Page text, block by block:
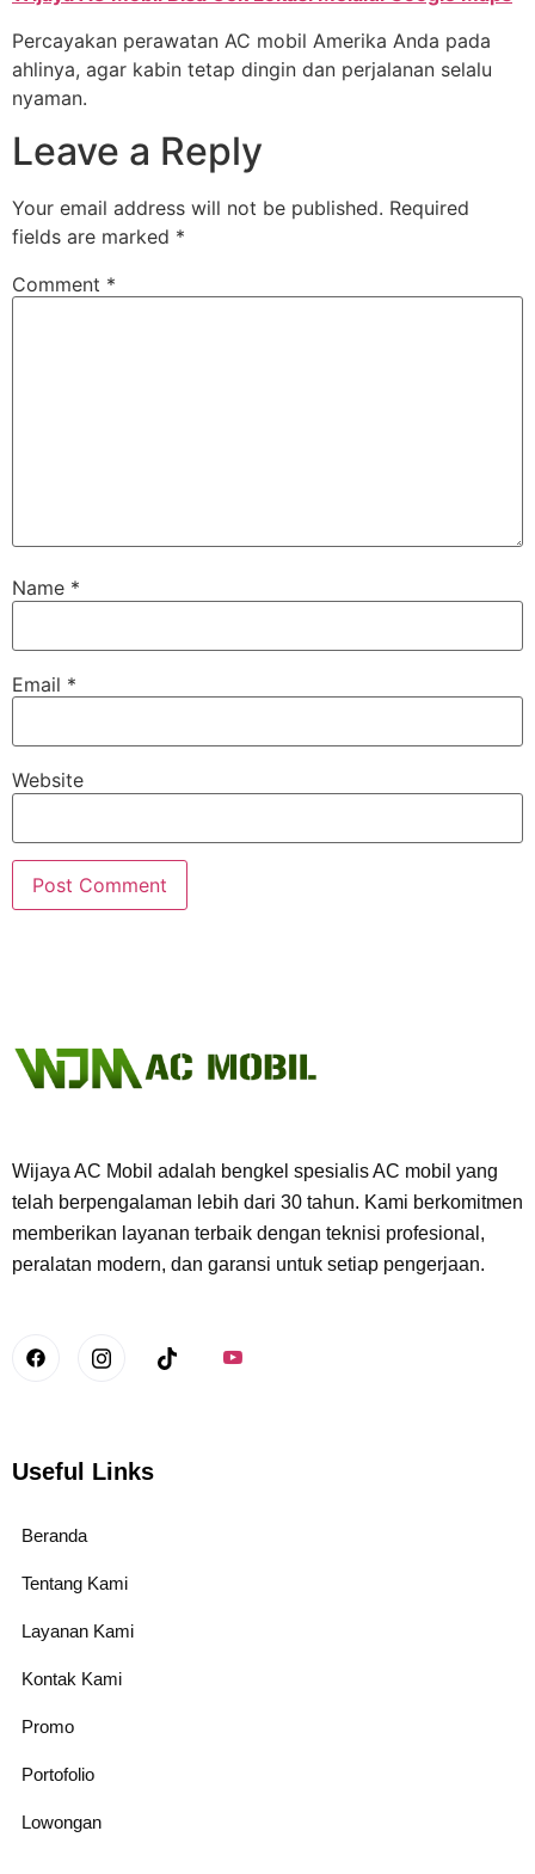
Percayakan perawatan AC mobil Amerika Anda pada
ahlinya, agar kabin tetap dingin dan perjalanan selalu
nyaman.
Leave a Reply
Your email address will not be published. Required
fields are marked *
Comment *
Name *
Email *
Website
Wijaya AC Mobil adalah bengkel spesialis AC mobil yang
telah berpengalaman lebih dari 30 tahun. Kami berkomitmen
memberikan layanan terbaik dengan teknisi profesional,
peralatan modern, dan garansi untuk setiap pengerjaan.
Useful Links
Beranda
Tentang Kami
Layanan Kami
Kontak Kami
Promo
Portofolio
Lowongan